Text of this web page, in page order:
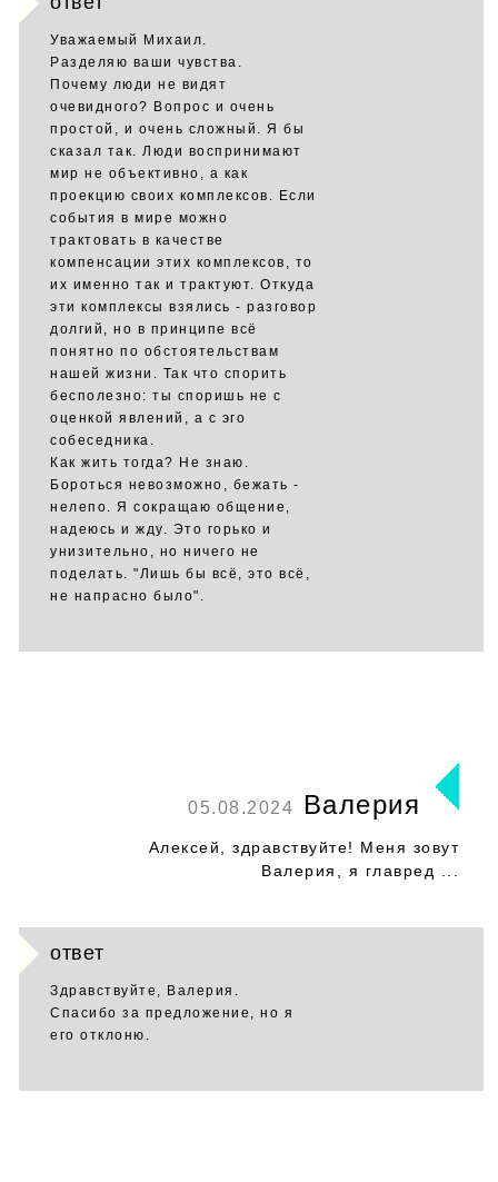
Уважаемый Михаил.
Разделяю ваши чувства.
Почему люди не видят
очевидного? Вопрос и очень
простой, и очень сложный. Я бы
сказал так. Люди воспринимают
мир не объективно, а как
проекцию своих комплексов. Если
события в мире можно
трактовать в качестве
компенсации этих комплексов, то
их именно так и трактуют. Откуда
эти комплексы взялись - разговор
долгий, но в принципе всё
понятно по обстоятельствам
нашей жизни. Так что спорить
бесполезно: ты споришь не с
оценкой явлений, а с эго
собеседника.
Как жить тогда? Не знаю.
Бороться невозможно, бежать -
нелепо. Я сокращаю общение,
надеюсь и жду. Это горько и
унизительно, но ничего не
поделать. "Лишь бы всё, это всё,
не напрасно было".
05.08.2024 Валерия
Алексей, здравствуйте! Меня зовут
Валерия, я главред ...
ответ
Здравствуйте, Валерия.
Спасибо за предложение, но я
его отклоню.